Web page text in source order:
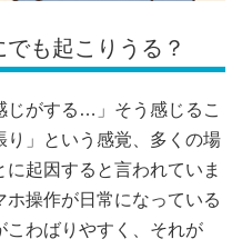
も起こりうる？
じがする…」そう感じるこ
り」という感覚、多くの場
起因すると言われていま
操作が日常になっている
こわばりやすく、それが